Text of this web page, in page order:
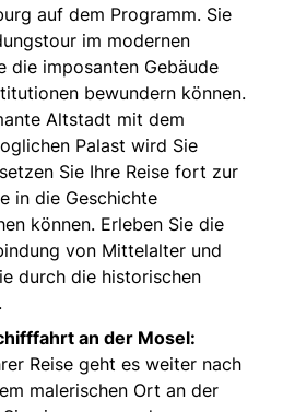
auf dem Programm. Sie
im modernen
die imposanten Gebäude
bewundern können.
Altstadt mit dem
Palast wird Sie
Sie Ihre Reise fort zur
in die Geschichte
können. Erleben Sie die
von Mittelalter und
durch die historischen
an der Mosel:
Reise geht es weiter nach
malerischen Ort an der